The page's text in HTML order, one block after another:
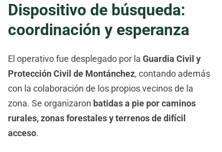
Dispositivo de búsqueda:
coordinación y esperanza
El operativo fue desplegado por la Guardia Civil y
Protección Civil de Montánchez, contando además
con la colaboración de los propios vecinos de la
zona. Se organizaron batidas a pie por caminos
rurales, zonas forestales y terrenos de difícil
acceso.